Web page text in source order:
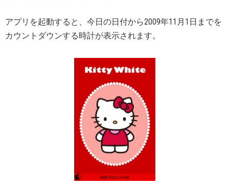
アプリを起動すると、今日の日付から2009年11月1日までを
カウントダウンする時計が表示されます。